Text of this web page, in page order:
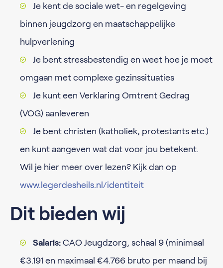
Je kent de sociale wet- en regelgeving
binnen jeugdzorg en maatschappelijke
hulpverlening
Je bent stressbestendig en weet hoe je moet
omgaan met complexe gezinssituaties
Je kunt een Verklaring Omtrent Gedrag
(VOG) aanleveren
Je bent christen (katholiek, protestants etc.)
en kunt aangeven wat dat voor jou betekent.
Wil je hier meer over lezen? Kijk dan op
www.legerdesheils.nl/identiteit
Dit bieden wij
Salaris: CAO Jeugdzorg, schaal 9 (minimaal
€3.191 en maximaal €4.766 bruto per maand bij